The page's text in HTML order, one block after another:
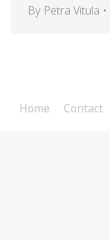
By Petra Vitula
Home Contact